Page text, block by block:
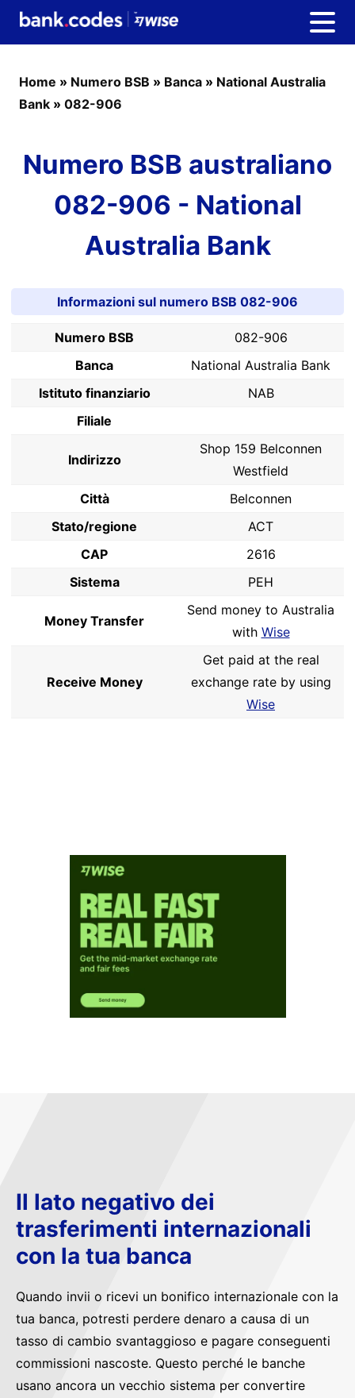
Home » Numero BSB » Banca » National Australia
Bank » 082-906
Numero BSB australiano
082-906 - National
Australia Bank
Informazioni sul numero BSB 082-906
Numero BSB
082-906
Banca
National Australia Bank
Istituto finanziario
NAB
Filiale
Indirizzo
Shop 159 Belconnen
Westfield
Città
Belconnen
Stato/regione
ACT
CAP
2616
Sistema
PEH
Money Transfer
Send money to Australia
with Wise
Receive Money
Get paid at the real
exchange rate by using
Wise
Il lato negativo dei
trasferimenti internazionali
con la tua banca
Quando invii o ricevi un bonifico internazionale con la
tua banca, potresti perdere denaro a causa di un
tasso di cambio svantaggioso e pagare conseguenti
commissioni nascoste. Questo perché le banche
usano ancora un vecchio sistema per convertire